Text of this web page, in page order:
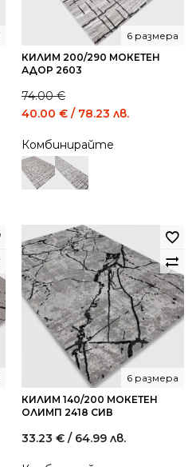
КИЛИМ 200/290 МОКЕТЕН
АДОР 2603
6 размера
74.00€
Original
was:
74.00 €
/
40.00 € / 78.23 лв.
Комбинирайте
КИЛИМ 140/200 МОКЕТЕН
ОЛИМП 2418 СИВ
6 размера
33.23 € / 64.99 лв.